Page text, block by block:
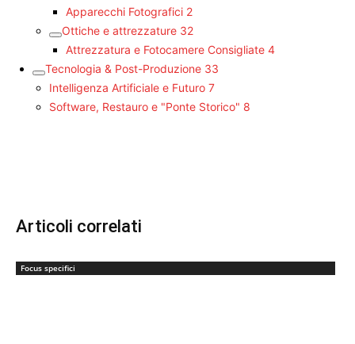
Apparecchi Fotografici 2
Ottiche e attrezzature 32
Attrezzatura e Fotocamere Consigliate 4
Tecnologia & Post-Produzione 33
Intelligenza Artificiale e Futuro 7
Software, Restauro e "Ponte Storico" 8
Articoli correlati
Focus specifici